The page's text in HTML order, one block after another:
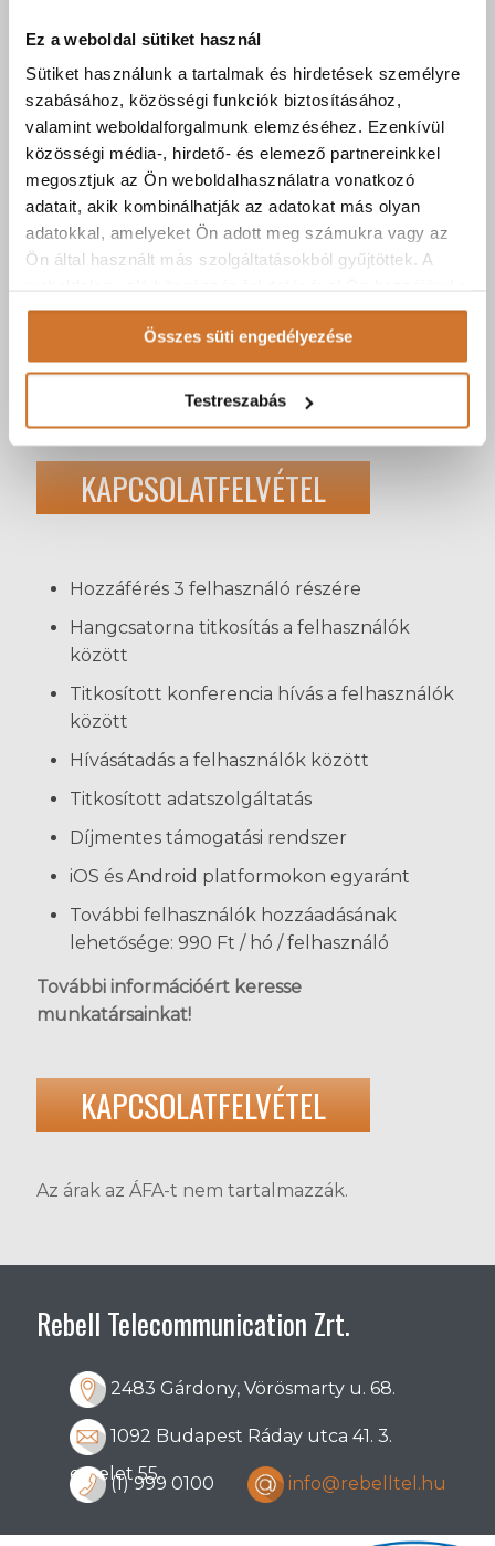
Ez a weboldal sütiket használ
Sütiket használunk a tartalmak és hirdetések személyre
szabásához, közösségi funkciók biztosításához,
valamint weboldalforgalmunk elemzéséhez. Ezenkívül
közösségi média-, hirdető- és elemező partnereinkkel
megosztjuk az Ön weboldalhasználatra vonatkozó
adatait, akik kombinálhatják az adatokat más olyan
adatokkal, amelyeket Ön adott meg számukra vagy az
Ön által használt más szolgáltatásokból gyűjtöttek. A
sütik használatához.
Összes süti engedélyezése
Testreszabás
Titkosított konferenciahívás
Biztonságos konferencia hívás hálózaton belül,
akár korlátlan résztvevővel.
Könnyen és diszkréten használható
A megszokott felhasználói szokásokat nem
befolyásolja a használata.
A rejtett költségeket nem tartalmazó havidíjas
szolgáltatás, a felhasználók közt díjmentes és
korlátlan hívásokat biztosít apró betűk nélkül.
KAPCSOLATFELVÉTEL
Hozzáférés 3 felhasználó részére
Hangcsatorna titkosítás a felhasználók
között
Titkosított konferencia hívás a felhasználók
között
Hívásátadás a felhasználók között
Titkosított adatszolgáltatás
Díjmentes támogatási rendszer
iOS és Android platformokon egyaránt
További felhasználók hozzáadásának
lehetősége: 990 Ft / hó / felhasználó
További információért keresse
munkatársainkat!
KAPCSOLATFELVÉTEL
Az árak az ÁFA-t nem tartalmazzák.
Rebell Telecommunication Zrt.
2483 Gárdony, Vörösmarty u. 68.
1092 Budapest Ráday utca 41. 3.
emelet 55.
(1) 999 0100 info@rebelltel.hu